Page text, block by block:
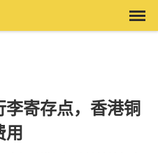
寄存点，香港铜
用